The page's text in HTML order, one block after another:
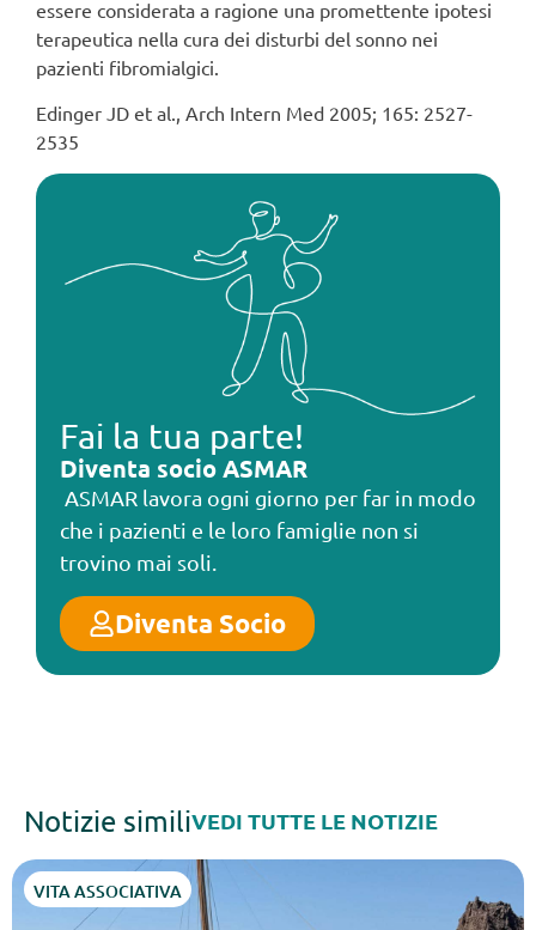
essere considerata a ragione una promettente ipotesi
terapeutica nella cura dei disturbi del sonno nei
pazienti fibromialgici.
Edinger JD et al., Arch Intern Med 2005; 165: 2527-
2535
Fai la tua parte!
Diventa socio ASMAR
ASMAR lavora ogni giorno per far in modo
che i pazienti e le loro famiglie non si
trovino mai soli.
Diventa Socio
Notizie similiVEDI TUTTE LE NOTIZIE
ARCIPELAGHI